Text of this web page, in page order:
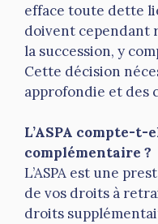
efface toute dette
doivent cependant
la succession, y
Cette décision
approfondie et des
L’ASPA compte-
complémentaire ?
L’ASPA est une
de vos droits à
droits